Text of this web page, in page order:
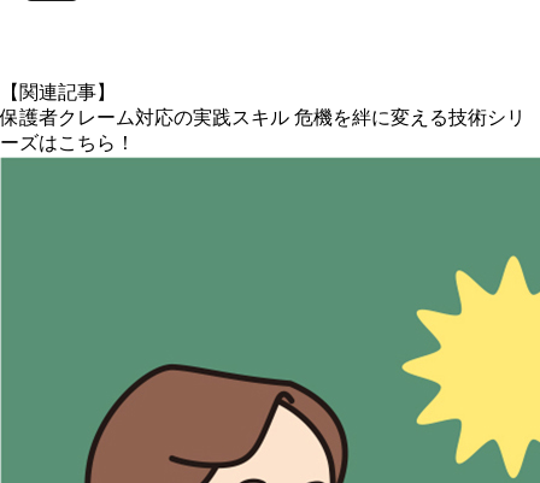
【関連記事】
保護者クレーム対応の実践スキル 危機を絆に変える技術シリ
ーズはこちら！